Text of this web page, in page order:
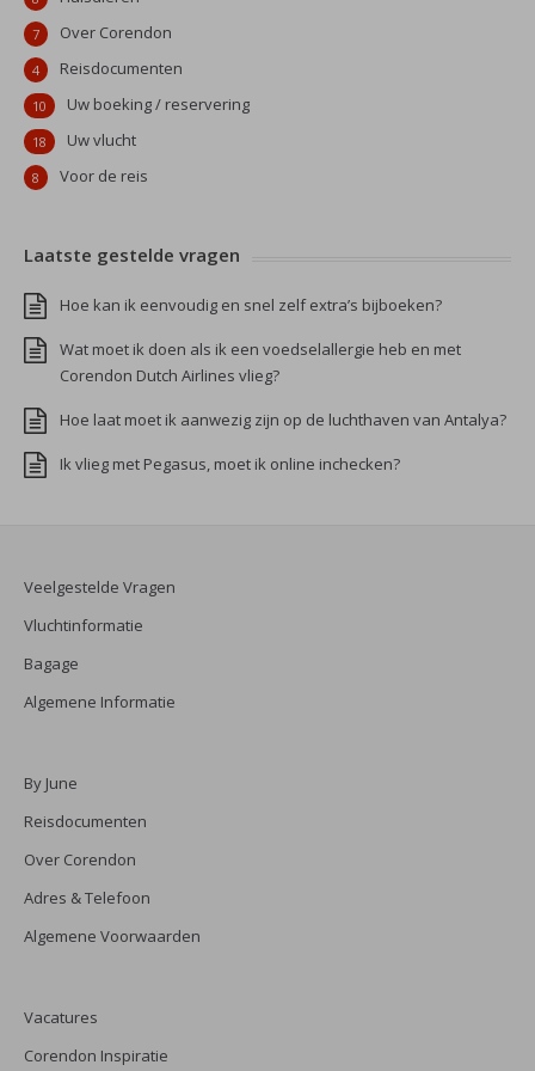
Over Corendon
7
Reisdocumenten
4
Uw boeking / reservering
10
Uw vlucht
18
Voor de reis
8
Laatste gestelde vragen
Hoe kan ik eenvoudig en snel zelf extra’s bijboeken?
Wat moet ik doen als ik een voedselallergie heb en met
Corendon Dutch Airlines vlieg?
Hoe laat moet ik aanwezig zijn op de luchthaven van Antalya?
Ik vlieg met Pegasus, moet ik online inchecken?
Veelgestelde Vragen
Vluchtinformatie
Bagage
Algemene Informatie
By June
Reisdocumenten
Over Corendon
Adres & Telefoon
Algemene Voorwaarden
Vacatures
Corendon Inspiratie